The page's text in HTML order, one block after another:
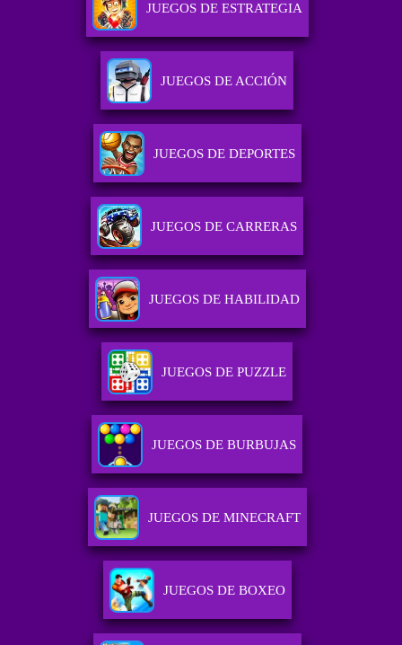
JUEGOS DE ESTRATEGIA
JUEGOS DE ACCIÓN
JUEGOS DE DEPORTES
JUEGOS DE CARRERAS
JUEGOS DE HABILIDAD
JUEGOS DE PUZZLE
JUEGOS DE BURBUJAS
JUEGOS DE MINECRAFT
JUEGOS DE BOXEO